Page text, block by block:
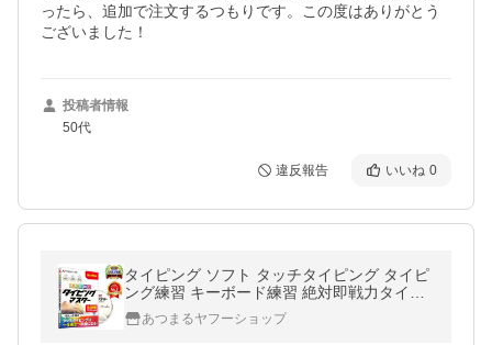
ったら、追加で注文するつもりです。この度はありがとう
ございました！
投稿者情報
50代
違反報告 いいね 0
タイピング ソフト タッチタイピング タイピ
ング練習 キーボード練習 絶対即戦力タイピ
ングマスター Win＆Mac版 1ライセンス
あつまるヤフーショップ